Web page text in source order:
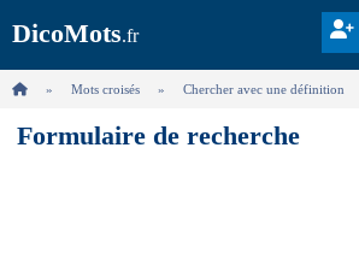
DicoMots.fr
Mots croisés Chercher avec une définition
Formulaire de recherche